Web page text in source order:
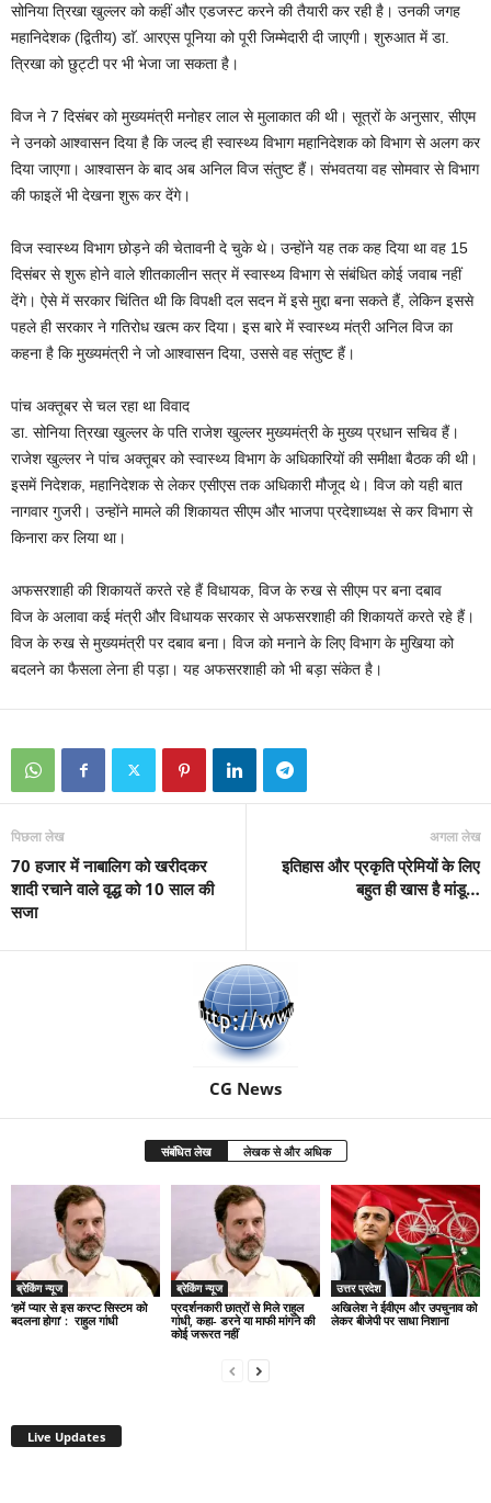
सोनिया त्रिखा खुल्लर को कहीं और एडजस्ट करने की तैयारी कर रही है। उनकी जगह
महानिदेशक (द्वितीय) डाॅ. आरएस पूनिया को पूरी जिम्मेदारी दी जाएगी। शुरुआत में डा.
त्रिखा को छुट्टी पर भी भेजा जा सकता है।
विज ने 7 दिसंबर को मुख्यमंत्री मनोहर लाल से मुलाकात की थी। सूत्रों के अनुसार, सीएम
ने उनको आश्वासन दिया है कि जल्द ही स्वास्थ्य विभाग महानिदेशक को विभाग से अलग कर
दिया जाएगा। आश्वासन के बाद अब अनिल विज संतुष्ट हैं। संभवतया वह सोमवार से विभाग
की फाइलें भी देखना शुरू कर देंगे।
विज स्वास्थ्य विभाग छोड़ने की चेतावनी दे चुके थे। उन्होंने यह तक कह दिया था वह 15
दिसंबर से शुरू होने वाले शीतकालीन सत्र में स्वास्थ्य विभाग से संबंधित कोई जवाब नहीं
देंगे। ऐसे में सरकार चिंतित थी कि विपक्षी दल सदन में इसे मुद्दा बना सकते हैं, लेकिन इससे
पहले ही सरकार ने गतिरोध खत्म कर दिया। इस बारे में स्वास्थ्य मंत्री अनिल विज का
कहना है कि मुख्यमंत्री ने जो आश्वासन दिया, उससे वह संतुष्ट हैं।
पांच अक्तूबर से चल रहा था विवाद
डा. सोनिया त्रिखा खुल्लर के पति राजेश खुल्लर मुख्यमंत्री के मुख्य प्रधान सचिव हैं।
राजेश खुल्लर ने पांच अक्तूबर को स्वास्थ्य विभाग के अधिकारियों की समीक्षा बैठक की थी।
इसमें निदेशक, महानिदेशक से लेकर एसीएस तक अधिकारी मौजूद थे। विज को यही बात
नागवार गुजरी। उन्होंने मामले की शिकायत सीएम और भाजपा प्रदेशाध्यक्ष से कर विभाग से
किनारा कर लिया था।
अफसरशाही की शिकायतें करते रहे हैं विधायक, विज के रुख से सीएम पर बना दबाव
विज के अलावा कई मंत्री और विधायक सरकार से अफसरशाही की शिकायतें करते रहे हैं।
विज के रुख से मुख्यमंत्री पर दबाव बना। विज को मनाने के लिए विभाग के मुखिया को
बदलने का फैसला लेना ही पड़ा। यह अफसरशाही को भी बड़ा संकेत है।
पिछला लेख
70 हजार में नाबालिग को खरीदकर
शादी रचाने वाले वृद्ध को 10 साल की
सजा
अगला लेख
इतिहास और प्रकृति प्रेमियों के लिए
बहुत ही खास है मांडू…
CG News
संबंधित लेख लेखक से और अधिक
ब्रेकिंग न्यूज
‘हमें प्यार से इस करप्ट सिस्टम को
बदलना होगा’ : राहुल गांधी
ब्रेकिंग न्यूज
प्रदर्शनकारी छात्रों से मिले राहुल
गांधी, कहा- डरने या माफी मांगने की
कोई जरूरत नहीं
उत्तर प्रदेश
अखिलेश ने ईवीएम और उपचुनाव को
लेकर बीजेपी पर साधा निशाना
Live Updates